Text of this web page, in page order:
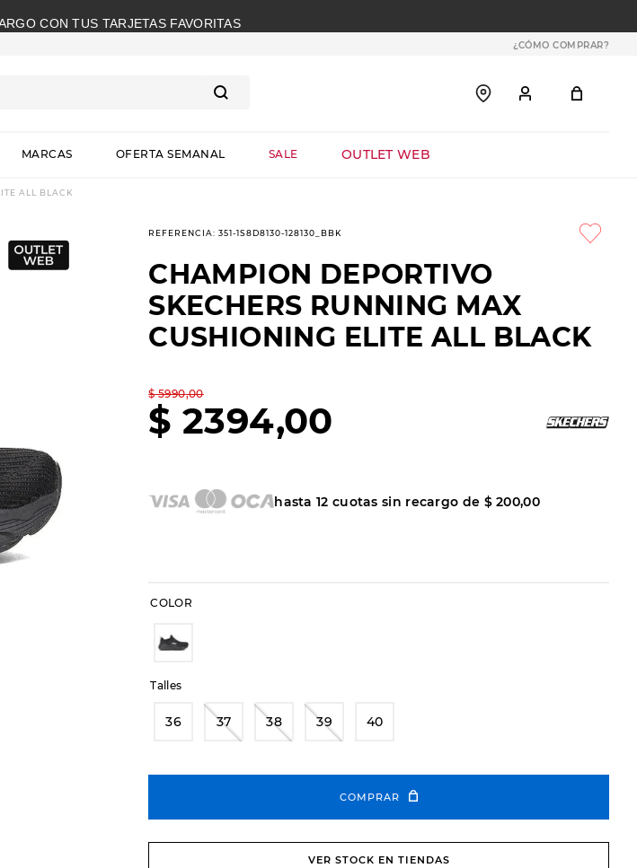
CON TUS TARJETAS FAVORITAS
¿CÓMO COMPRAR?
MARCAS OFERTA SEMANAL SALE OUTLET WEB
ALL BLACK
REFERENCIA:351-1S8D8130-128130_BBK
CHAMPION DEPORTIVO
SKECHERS RUNNING MAX
CUSHIONING ELITE ALL BLACK
$ 5990,00
$ 2394,00
hasta12 cuotas sin recargo de $ 200,00
COLOR
Talles
36 37 38 39 40
COMPRAR
VER STOCK EN TIENDAS